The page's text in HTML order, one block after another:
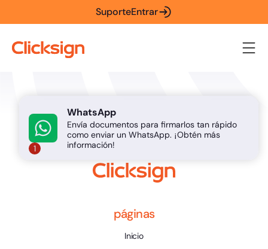
1
WhatsApp
Envía documentos para firmarlos tan rápido
como enviar un WhatsApp. ¡Obtén más
información!
SuporteEntrar
páginas
Inicio